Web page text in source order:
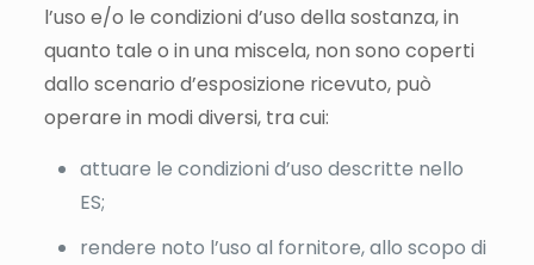
l’uso e/o le condizioni d’uso della sostanza, in
quanto tale o in una miscela, non sono coperti
dallo scenario d’esposizione ricevuto, può
operare in modi diversi, tra cui:
attuare le condizioni d’uso descritte nello
ES;
rendere noto l’uso al fornitore, allo scopo di